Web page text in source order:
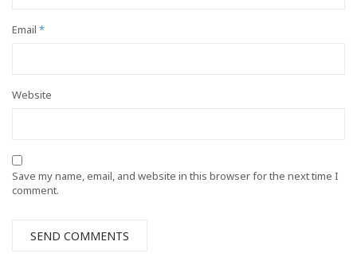
Email *
Website
Save my name, email, and website in this browser for the next time I
comment.